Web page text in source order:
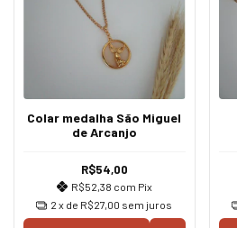
Colar medalha São Miguel
de Arcanjo
R$54,00
R$52,38 com Pix
2 x de R$27,00 sem juros